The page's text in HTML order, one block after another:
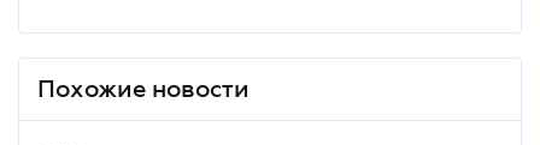
Похожие новости